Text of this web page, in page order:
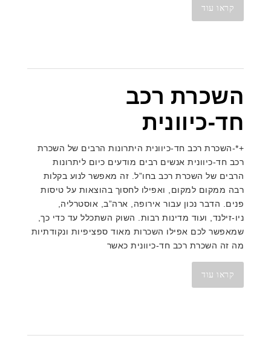
קראו עוד
השכרת רכב
חד-כיוונית
+*-השכרת רכב חד-כיוונית היתרונות הרבים של השכרת
רכב חד-כיוונית אנשים רבים מודעים כיום ליתרונות
הרבים של השכרת רכב בחו”ל. זה מאפשר לנוע בקלות
רבה ממקום למקום, ואפילו לחסוך בהוצאות על טיסות
פנים. הדבר נכון עבור אירופה, ארה”ב, אוסטרליה,
ניו-זילנד, ועוד מדינות רבות. השוק השתכלל עד כדי כך,
שמאפשר לכם אפילו השכרות מאוד ספציפיות ונקודתיות
מה זה השכרת רכב חד-כיוונית כאשר
קראו עוד